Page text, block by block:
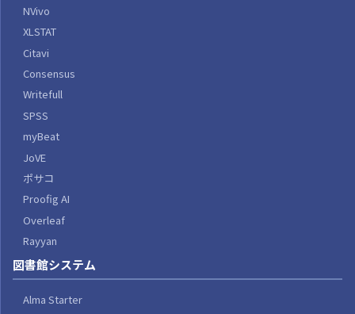
NVivo
XLSTAT
Citavi
Consensus
Writefull
SPSS
myBeat
JoVE
ポサコ
Proofig AI
Overleaf
Rayyan
図書館システム
Alma Starter